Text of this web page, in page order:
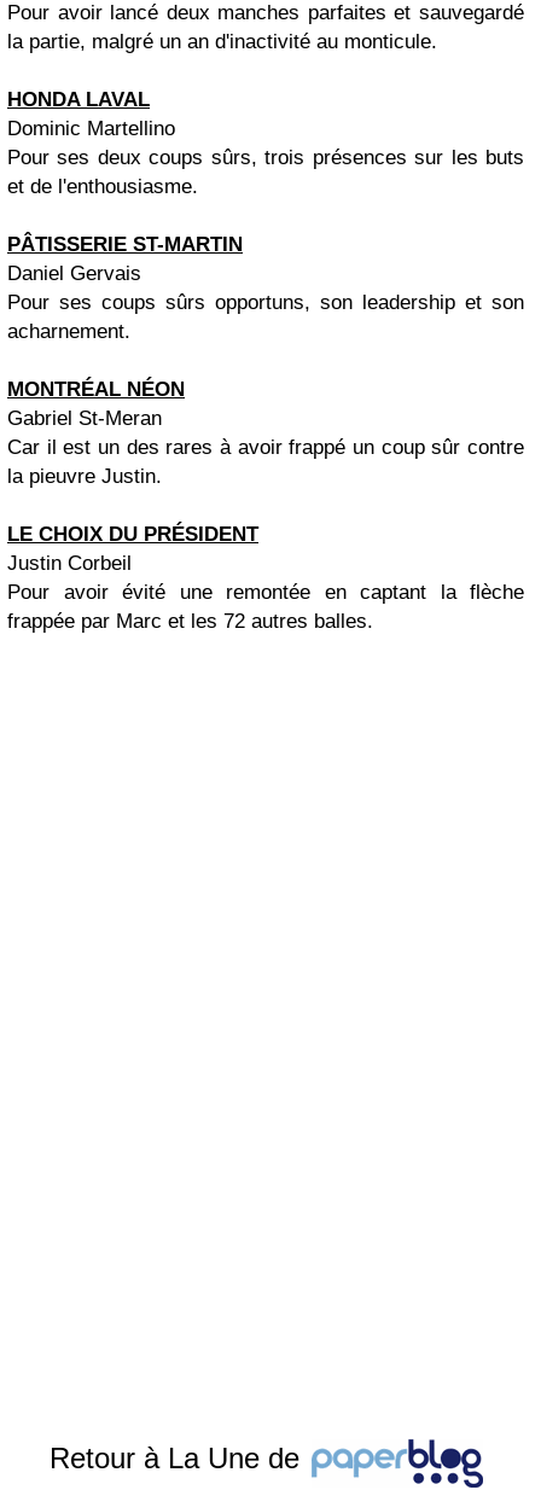
Pour avoir lancé deux manches parfaites et sauvegardé
la partie, malgré un an d'inactivité au monticule.
HONDALAVAL
Dominic Martellino
Pour ses deux coups sûrs, trois présences sur les buts
et de l'enthousiasme.
PÂTISSERIE ST-MARTIN
Daniel Gervais
Pour ses coups sûrs opportuns, son leadership et son
acharnement.
MONTRÉAL NÉON
Gabriel St-Meran
Car il est un des rares à avoir frappé un coup sûr contre
la pieuvre Justin.
LE CHOIX DU PRÉSIDENT
Justin Corbeil
Pour avoir évité une remontée en captant la flèche
frappée par Marc et les 72 autres balles.
Retour à La Une de